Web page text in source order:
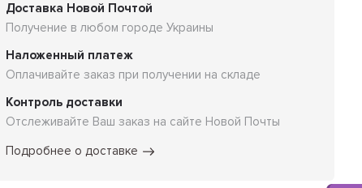
Доставка Новой Почтой
Получение в любом городе Украины
Наложенный платеж
Оплачивайте заказ при получении на складе
Контроль доставки
Отслеживайте Ваш заказ на сайте Новой Почты
Подробнее о доставке